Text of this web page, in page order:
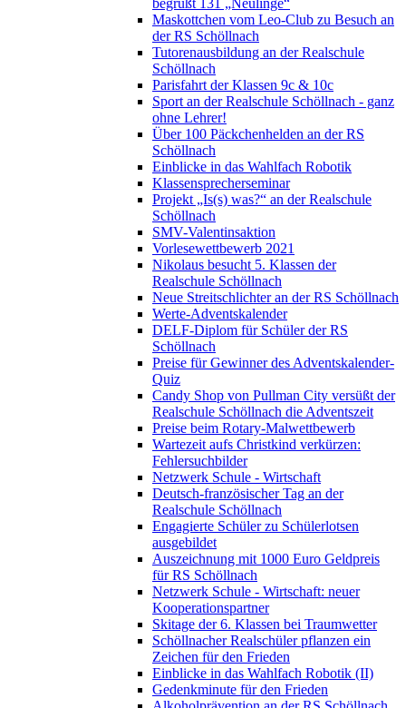
begrüßt 131 „Neulinge“
Maskottchen vom Leo-Club zu Besuch an
der RS Schöllnach
Tutorenausbildung an der Realschule
Schöllnach
Parisfahrt der Klassen 9c & 10c
Sport an der Realschule Schöllnach - ganz
ohne Lehrer!
Über 100 Päckchenhelden an der RS
Schöllnach
Einblicke in das Wahlfach Robotik
Klassensprecherseminar
Projekt „Is(s) was?“ an der Realschule
Schöllnach
SMV-Valentinsaktion
Vorlesewettbewerb 2021
Nikolaus besucht 5. Klassen der
Realschule Schöllnach
Neue Streitschlichter an der RS Schöllnach
Werte-Adventskalender
DELF-Diplom für Schüler der RS
Schöllnach
Preise für Gewinner des Adventskalender-
Quiz
Candy Shop von Pullman City versüßt der
Realschule Schöllnach die Adventszeit
Preise beim Rotary-Malwettbewerb
Wartezeit aufs Christkind verkürzen:
Fehlersuchbilder
Netzwerk Schule - Wirtschaft
Deutsch-französischer Tag an der
Realschule Schöllnach
Engagierte Schüler zu Schülerlotsen
ausgebildet
Auszeichnung mit 1000 Euro Geldpreis
für RS Schöllnach
Netzwerk Schule - Wirtschaft: neuer
Kooperationspartner
Skitage der 6. Klassen bei Traumwetter
Schöllnacher Realschüler pflanzen ein
Zeichen für den Frieden
Einblicke in das Wahlfach Robotik (II)
Gedenkminute für den Frieden